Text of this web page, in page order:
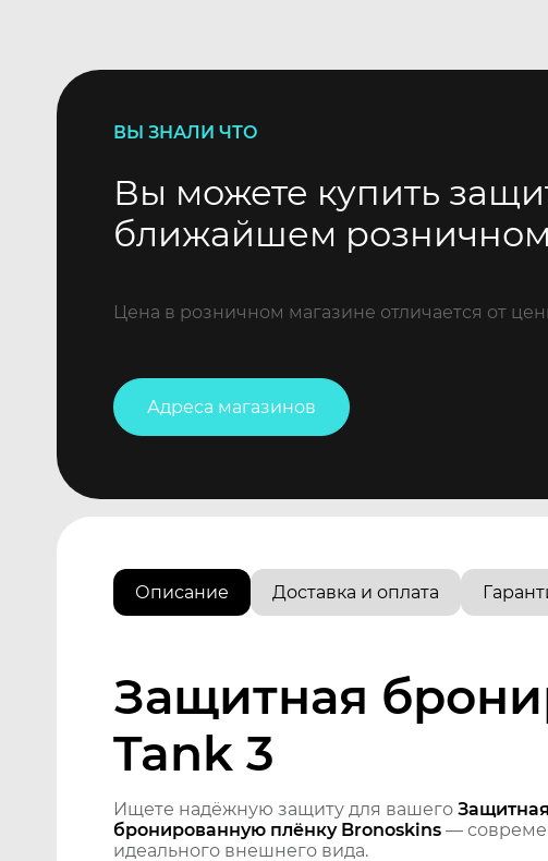
ВЫ ЗНАЛИ ЧТО
Вы можете купить
ближайшем
Цена в розничном магазине отличается от
Адреса магазинов
Описание Доставка и оплата
Защитная
Tank 3
Ищете надёжную защиту для вашего
бронированную плёнку Bronoskins —
идеального внешнего вида.